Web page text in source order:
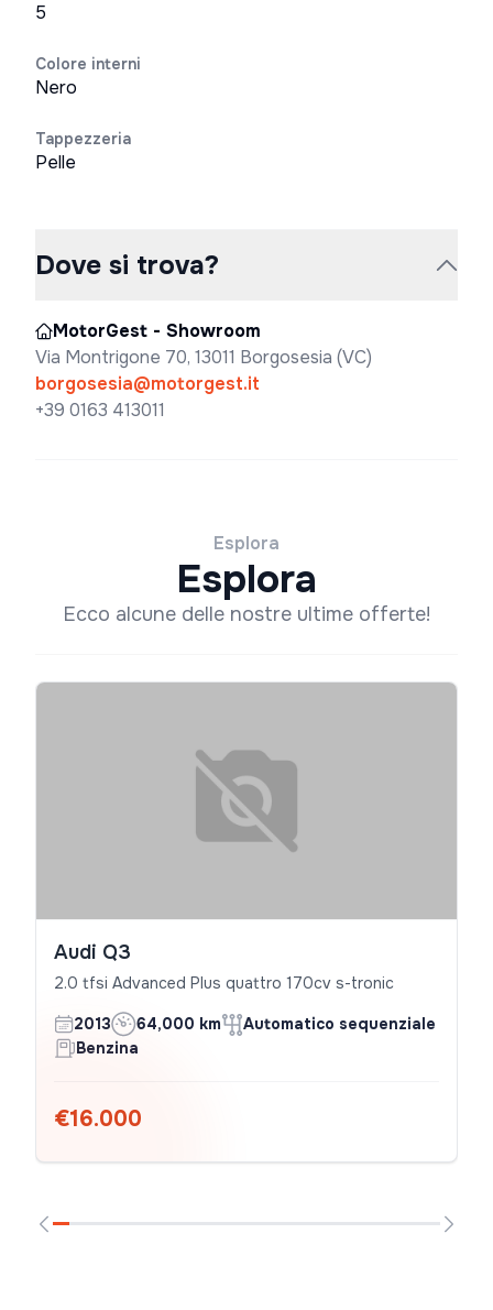
5
Colore interni
Nero
Tappezzeria
Pelle
Dove si trova?
MotorGest - Showroom
Via Montrigone 70, 13011 Borgosesia (VC)
borgosesia@motorgest.it
+39 0163 413011
Esplora
Esplora
Ecco alcune delle nostre ultime offerte!
Audi Q3
2.0 tfsi Advanced Plus quattro 170cv s-tronic
2013 64,000 km
Automatico sequenziale
Benzina
€16.000